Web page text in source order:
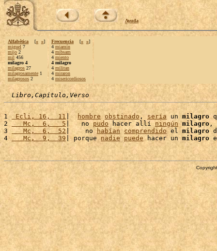
Ayuda
Alfabética [« »]
miguel 7
mijo 2
mil 456
milagro 4
milagros 27
milagrosamente 1
milagrosos 2
Frecuencia [« »]
4 miamín
4 mibsam
4 miento
4 milagro
4 militan
4 miraron
4 misericordiosos
Libro,Capítulo,Verso
1 Ecli, 16,  11 | hombre obstinado , sería un milagro
2
   Mc,  6,   5
|   no pudo hacer allí ningún milagro,
3
   Mc,  6,  52
|    no habían comprendido el milagro
4
   Mc,  9,  39
| porque nadie puede hacer un milagro